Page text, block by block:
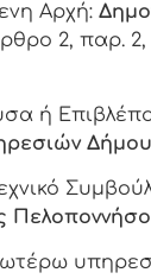
Αρχή:
2, παρ.
ή